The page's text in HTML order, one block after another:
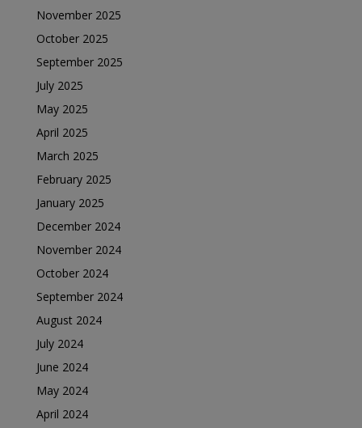
November 2025
October 2025
September 2025
July 2025
May 2025
April 2025
March 2025
February 2025
January 2025
December 2024
November 2024
October 2024
September 2024
August 2024
July 2024
June 2024
May 2024
April 2024